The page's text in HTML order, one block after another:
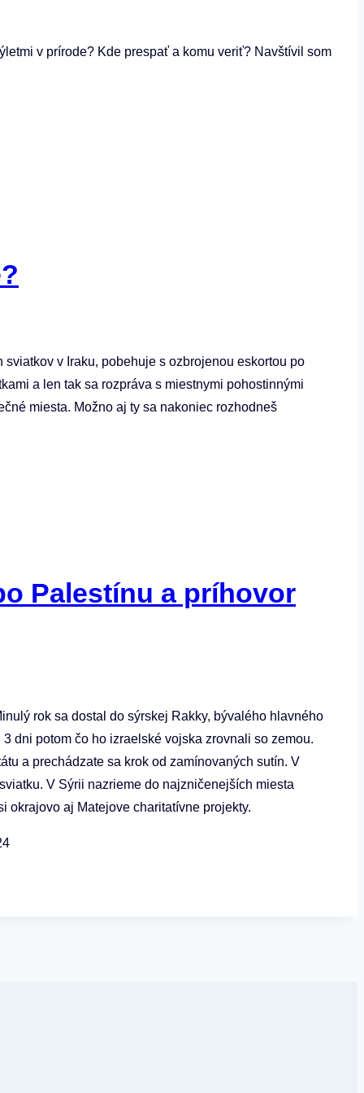
v prírode? Kde prespať a komu veriť? Navštívil som
v Iraku, pobehuje s ozbrojenou eskortou po
a len tak sa rozpráva s miestnymi pohostinnými
miesta. Možno aj ty sa nakoniec rozhodneš
Palestínu a príhovor
rok sa dostal do sýrskej Rakky, bývalého hlavného
dni potom čo ho izraelské vojska zrovnali so zemou.
a prechádzate sa krok od zamínovaných sutín. V
V Sýrii nazrieme do najzničenejších miesta
okrajovo aj Matejove charitatívne projekty.